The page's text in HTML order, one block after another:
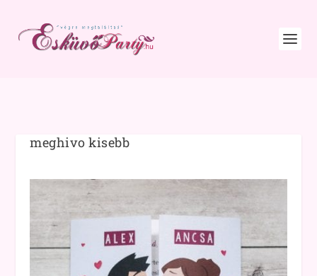
meghivo kisebb